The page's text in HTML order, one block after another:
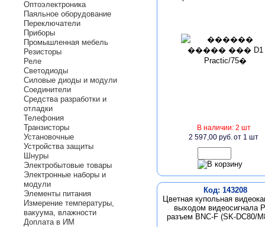
Оптоэлектроника
Паяльное оборудование
Переключатели
Приборы
Промышленная мебель
Резисторы
Реле
Светодиоды
Силовые диоды и модули
Соединители
Средства разработки и
отладки
Телефония
Транзисторы
Установочные
Устройства защиты
Шнуры
Электробытовые товары
Электронные наборы и
модули
Элементы питания
Измерение температуры,
вакуума, влажности
Доплата в ИМ
В наличии: 2 шт
2 597,00 руб.от 1 шт
Код: 143208
Цветная купольная
выходом видеосигнала
разъем BNC-F (SK-DC80/